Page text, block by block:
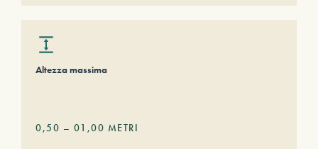
Altezza massima
0,50 – 01,00 METRI